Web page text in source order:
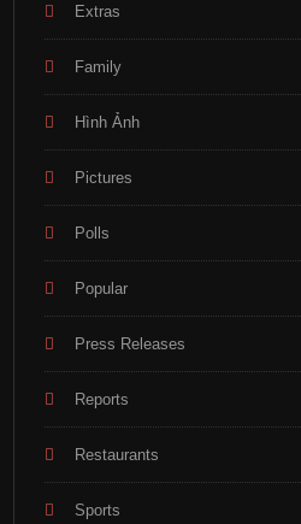
Extras
Family
Hình Ảnh
Pictures
Polls
Popular
Press Releases
Reports
Restaurants
Sports